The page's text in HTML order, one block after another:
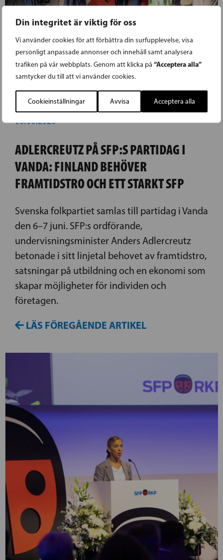
Din integritet är viktig för oss
Vi använder cookies för att förbättra din surfupplevelse, visa
personligt anpassade annonser och innehåll samt analysera
trafiken på vår webbplats. Genom att klicka på “Acceptera alla”
samtycker du till att vi använder cookies.
Cookieinställningar Avvisa Acceptera alla
06.06.2026
ADLERCREUTZ PÅ SFP:S PARTIDAG I
VANDA: FINLAND BEHÖVER
FRAMTIDSTRO OCH ETT STARKT SFP
Svenska folkpartiet samlas till partidag i Vanda
den 6–7 juni. SFP:s ordförande,
undervisningsminister Anders Adlercreutz
betonade i sitt linjetal behovet av framtidstro,
satsningar på utbildning och en ekonomi som
skapar möjligheter för individen och
företagen.
LÄS FÖREGÅENDE ARTIKEL